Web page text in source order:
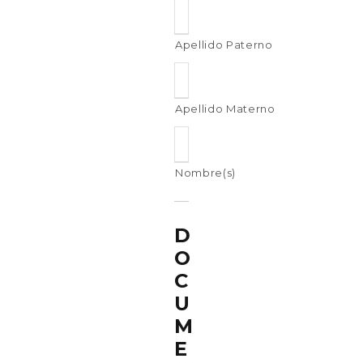
Apellido Paterno
Apellido Materno
Nombre(s)
D
O
C
U
M
E